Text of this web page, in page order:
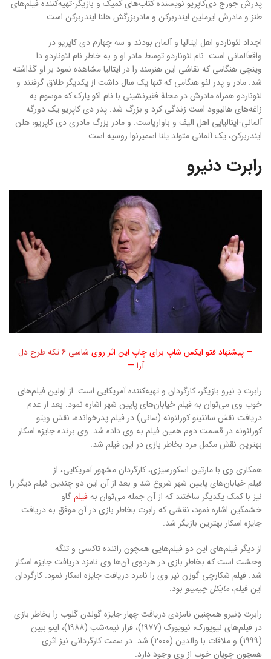
پدرش جورج دی‌کاپریو نویسنده کتاب‌های کمیک و بازیگر-تهیه‌کننده فیلم‌های
طنز و مادرش ایرملین ایندربرکن و مادربزرگش هلنا ایندربرکن است.
اجداد لئوناردو اهل ایتالیا و آلمان بودند و سه چهارم دی کاپریو در
واقعآلمانی است. نام لئوناردو توسط مادر او و به خاطر نام لئوناردو دا
وینچی هنگامی که نقاشی این هنرمند را در ایتالیا مشاهده نمود بر او گذاشته
شد. مادر و پدر لئو هنگامی که تنها یک سال داشت از یکدیگر طلاق گرفتند و
لئوناردو همراه مادرش در محلهٔ فقیرنشینی با نام اکو پارک که موسوم به
زاغه‌های هالیوود است زندگی کرد و بزرگ شد. پدر دی کاپریو یک دورگه
آلمانی-ایتالیایی اهل الیف و باواریاست. و مادر بزرگ مادری دی کاپریو، هلن
ایندربرکن، یک آلمانی متولد یلنا اسمیرنوا روسیه است.
رابرت دنیرو
— پیشنهاد فتو ایکس شاپ برای چاپ این اثر روی
شاسی 6 تکه طرح دل
آرا —
رابرت دِ نیرو بازیگر، کارگردان و تهیه‌کننده آمریکایی است. از اولین فیلم‌های
خوب وی می‌توان به فیلم خیابان‌های پایین شهر اشاره نمود. بعد از عدم
دریافت نقش سانتینو کورلئونه (سانی) در فیلم پدرخوانده، نقش ویتو
کورلئونه در قسمت دوم همین فیلم به وی داده شد. وی برنده جایزه اسکار
بهترین نقش مکمل مرد بخاطر بازی در این فیلم شد.
همکاری وی با مارتین اسکورسیزی، کارگردان مشهور آمریکایی، از
فیلم خیابان‌های پایین شهر شروع شد و بعد از آن این دو چندین فیلم دیگر را
نیز با کمک یکدیگر ساختند که از آن جمله می‌توان بهفیلمگاو
خشمگین اشاره نمود، نقشی که رابرت بخاطر بازی در آن موفق به دریافت
جایزه اسکار بهترین بازیگر شد.
از دیگر فیلم‌های این دو فیلم‌هایی همچون راننده تاکسی و تنگه
وحشت است که بخاطر بازی در هردوی آن‌ها وی نامزد دریافت جایزه اسکار
شد. فیلم شکارچی گوزن نیز وی را نامزد دریافت جایزه اسکار نمود. کارگردان
این فیلم، مایکل چیمینو بود.
رابرت دِنیرو همچنین نامزدی دریافت چهار جایزه گولدن گلوب را بخاطر بازی
در فیلم‌های نیویورک، نیویورک (۱۹۷۷)، فرار نیمه‌شب (۱۹۸۸)، اینو ببین
(۱۹۹۹) و ملاقات با والدین (۲۰۰۰) شد. در سمت کارگردانی نیز اثری
همچون چوپان خوب از وی وجود دارد.